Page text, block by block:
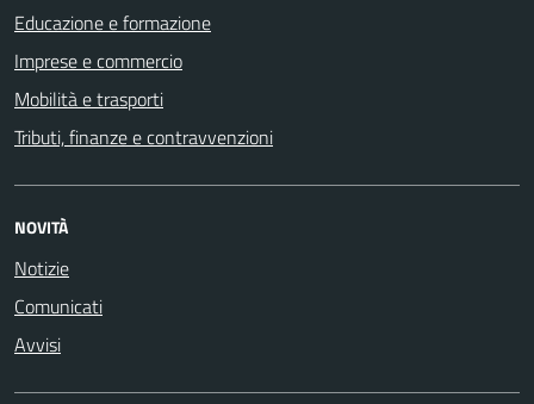
Educazione e formazione
Imprese e commercio
Mobilità e trasporti
Tributi, finanze e contravvenzioni
NOVITÀ
Notizie
Comunicati
Avvisi